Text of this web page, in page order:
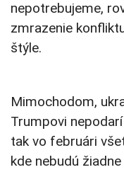
nepotrebujeme,
zmrazenie
štýle.
Mimochodom,
Trumpovi
tak vo februári
kde nebudú